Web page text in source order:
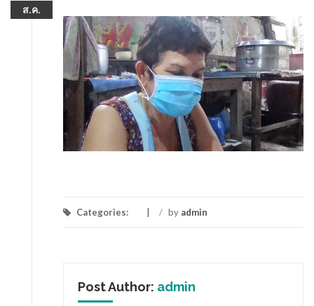
ส.ค.
Categories: / by admin
Post Author: admin